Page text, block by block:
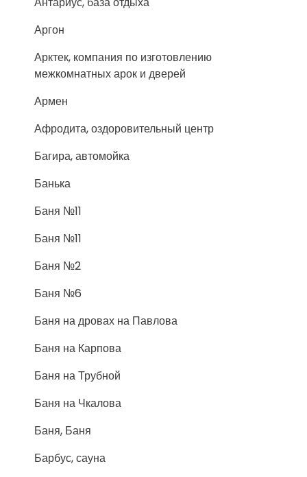
Аргон
Арктек, компания по изготовлению
межкомнатных арок и дверей
Армен
Афродита, оздоровительный центр
Багира, автомойка
Банька
Баня №11
Баня №11
Баня №2
Баня №6
Баня на дровах на Павлова
Баня на Карпова
Баня на Трубной
Баня на Чкалова
Баня, Баня
Барбус, сауна